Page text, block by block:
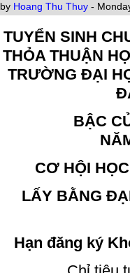
by Hoang Thu Thuy -
TUYỂN SINH
THỎA THUẬN
TRƯỜNG ĐẠI
BẬC
CƠ HỘI
LẤY BẰNG
Hạn đăng ký